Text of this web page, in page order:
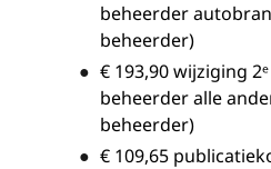
beheerder
beheerder)
€ 193,90wijziging
beheerder alle
beheerder)
€ 109,65